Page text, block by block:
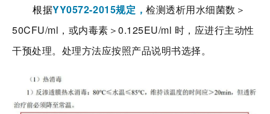
根据YY0572-2015规定，检测透析用水细菌数＞
50CFU/ml，或内毒素＞0.125EU/ml 时，应进行主动性
干预处理。处理方法应按照产品说明书选择。